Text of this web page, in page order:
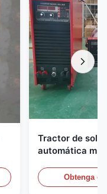
Tractor de
automática
automática de
Obtenga el